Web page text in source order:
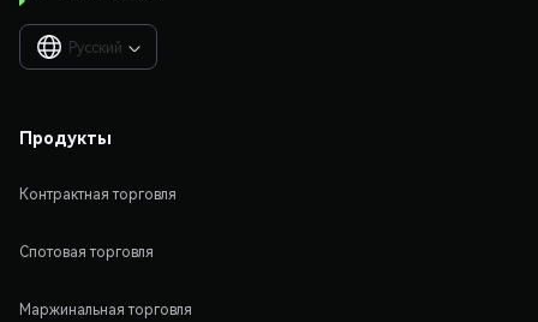
Русский 
Продукты
Контрактная торговля
Спотовая торговля
Маржинальная торговля